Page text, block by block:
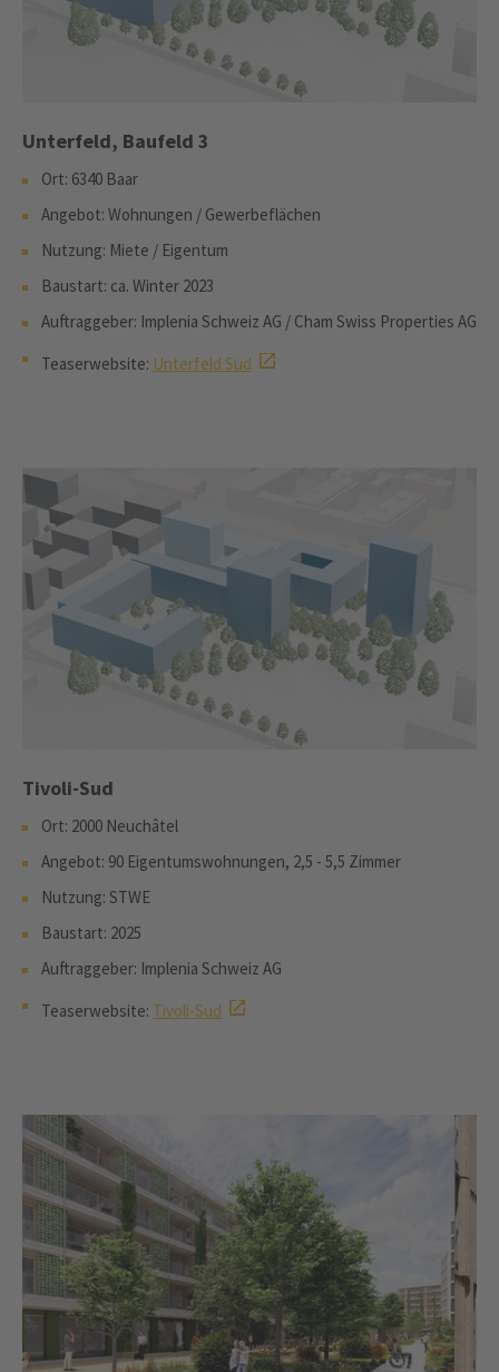
Unterfeld, Baufeld 3
Ort: 6340 Baar
Angebot: Wohnungen / Gewerbeflächen
Nutzung: Miete / Eigentum
Baustart: ca. Winter 2023
Auftraggeber: Implenia Schweiz AG / Cham Swiss Properties AG
Teaserwebsite: Unterfeld Süd
Tivoli-Sud
Ort: 2000 Neuchâtel
Angebot: 90 Eigentumswohnungen, 2,5 - 5,5 Zimmer
Nutzung: STWE
Baustart: 2025
Auftraggeber: Implenia Schweiz AG
Teaserwebsite: Tivoli-Sud